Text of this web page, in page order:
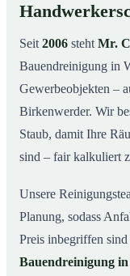
Birkenwerder
Seit 2006 steht Mr.
Bauendreinigung in
Gewerbeobjekten –
Birkenwerder. Wir
Staub, damit Ihre
sind – fair kalkuliert
Unsere
Planung, sodass
Preis inbegriffen
Bauendreinigung